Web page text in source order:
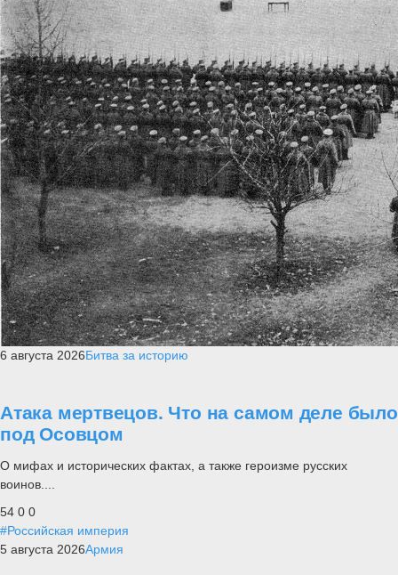
6 августа 2026Битва за историю
Атака мертвецов. Что на самом деле было
под Осовцом
О мифах и исторических фактах, а также героизме русских
воинов....
54 0 0
#Российская империя
5 августа 2026Армия